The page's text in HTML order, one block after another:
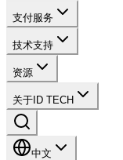
支付服务
技术支持
资源
关于ID TECH
中文